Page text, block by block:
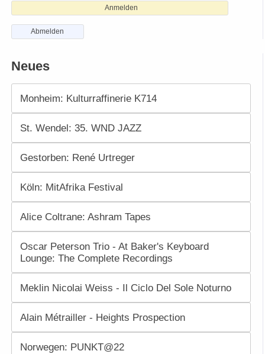
Anmelden
Abmelden
Neues
Monheim: Kulturraffinerie K714
St. Wendel: 35. WND JAZZ
Gestorben: René Urtreger
Köln: MitAfrika Festival
Alice Coltrane: Ashram Tapes
Oscar Peterson Trio - At Baker's Keyboard
Lounge: The Complete Recordings
Meklin Nicolai Weiss - Il Ciclo Del Sole Noturno
Alain Métrailler - Heights Prospection
Norwegen: PUNKT@22